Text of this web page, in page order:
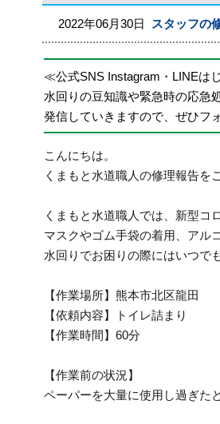
2022年06月30日 スタッフの
≪公式SNS Instagram・LINEは
水回りの豆知識や緊急時の応急
発信していきますので、ぜひフ
こんにちは。
くまもと水道職人の修理報告を
くまもと水道職人では、新型コ
マスクやゴム手袋の着用、アル
水回りでお困りの際にはいつで
【作業場所】熊本市北区龍田
【依頼内容】トイレ詰まり
【作業時間】60分
【作業前の状況】
ペーパーを大量に使用し過ぎた